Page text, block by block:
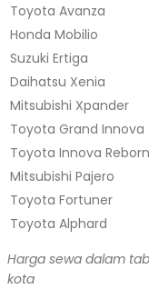
Toyota Avanza
Honda Mobilio
Suzuki Ertiga
Daihatsu Xenia
Mitsubishi Xpander
Toyota Grand Innova
Toyota Innova Reborn
Mitsubishi Pajero
Toyota Fortuner
Toyota Alphard
Harga sewa dalam
kota